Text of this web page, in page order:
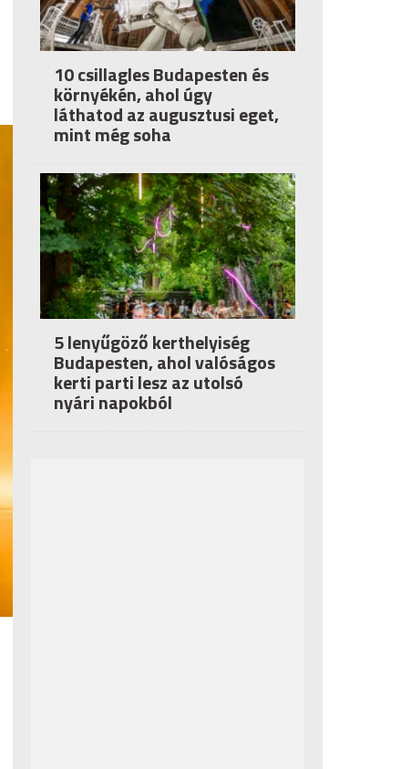
10 csillagles Budapesten és
környékén, ahol úgy
láthatod az augusztusi eget,
mint még soha
5 lenyűgöző kerthelyiség
Budapesten, ahol valóságos
kerti parti lesz az utolsó
nyári napokból